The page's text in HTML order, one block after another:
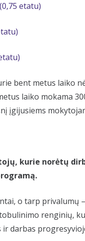
etatu)
bent metus laiko
laiko mokama
įgijusiems
kurie norėtų
o tarp privalumų
renginių,
darbas